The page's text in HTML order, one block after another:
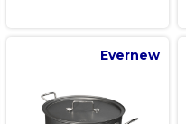
Evernew